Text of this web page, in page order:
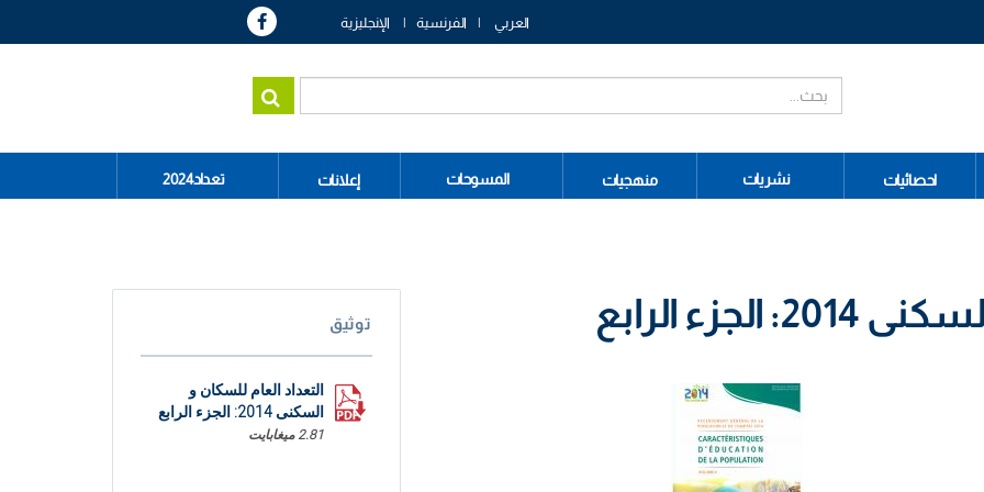
العربي الفرنسية الإنجليزية
احصائيات نشريات منهجيات المسوحات إعلانات تعداد2024
الرابع توثيق
التعداد العام للسكان و
السكنى 2014: الجزء الرابع
2.81 ميغابايت